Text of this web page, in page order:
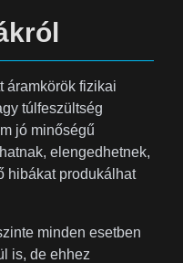
áramkörök fizikai
túlfeszültség
jó minőségű
elengedhetnek,
hibákat produkálhat
minden esetben
is, de ehhez